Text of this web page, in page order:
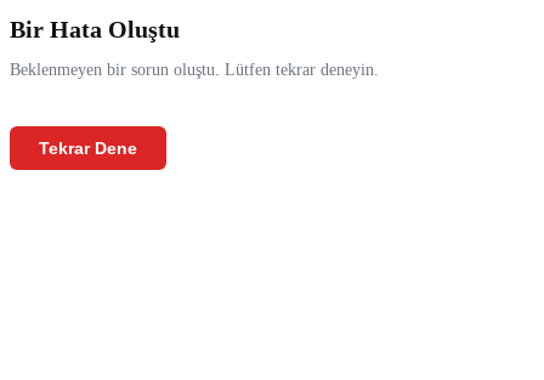
Bir Hata Oluştu
Beklenmeyen bir sorun oluştu. Lütfen tekrar deneyin.
Tekrar Dene